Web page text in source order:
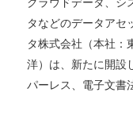
タなどのデータアセ
タ株式会社（本社
洋）は、新たに開設
パーレス、電子文書